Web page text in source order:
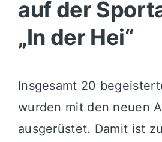
auf der
„In der Hei“
Insgesamt 20
wurden mit den neuen
ausgerüstet. Damit ist